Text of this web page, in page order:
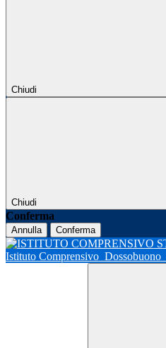
Chiudi
Chiudi
Conferma
Annulla Conferma
Istituto Comprensivo Dossobuono